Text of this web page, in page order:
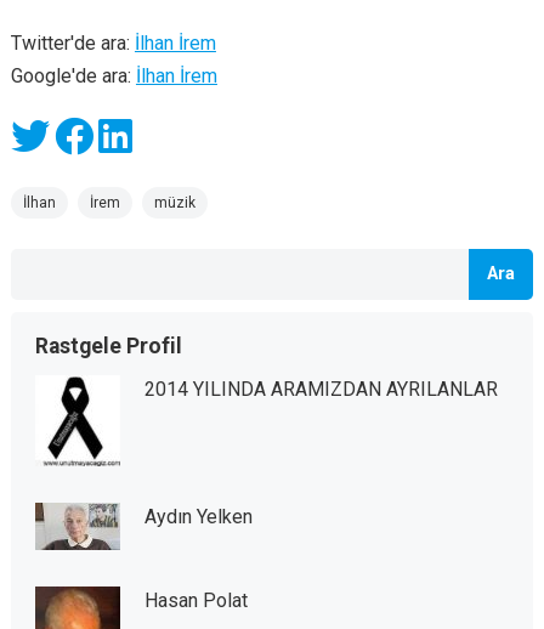
Twitter'de ara: İlhan İrem
Google'de ara: İlhan İrem
İlhan İrem müzik
Ara
Rastgele Profil
2014 YILINDA ARAMIZDAN AYRILANLAR
Aydın Yelken
Hasan Polat